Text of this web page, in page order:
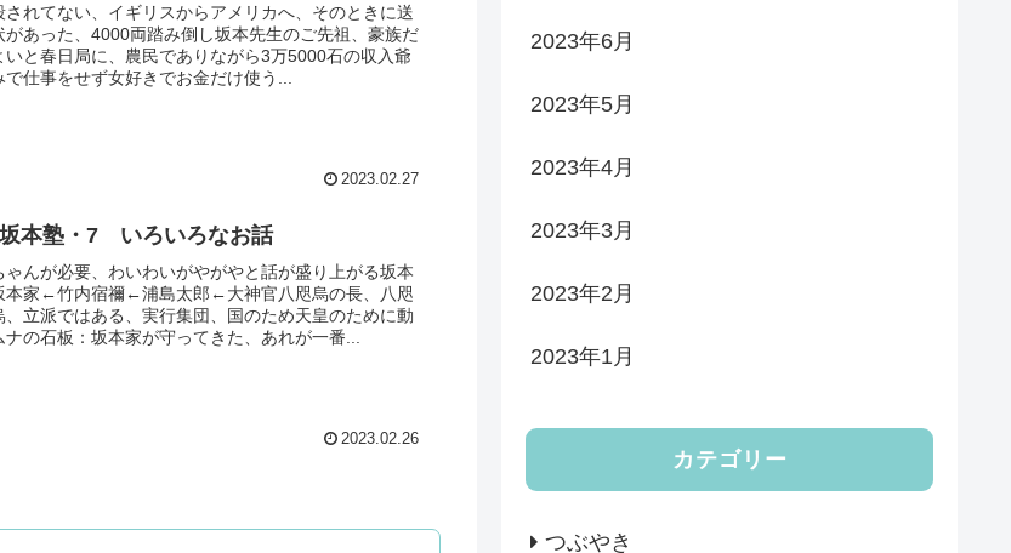
されてない、イギリスからアメリカへ、そのときに送
があった、4000両踏み倒し坂本先生のご先祖、豪族だ
いと春日局に、農民でありながら3万5000石の収入爺
仕事をせず女好きでお金だけ使う...
2023.02.27
本塾・7 いろいろなお話
ゃんが必要、わいわいがやがやと話が盛り上がる坂本
本家←竹内宿禰←浦島太郎←大神官八咫烏の長、八咫
、立派ではある、実行集団、国のため天皇のために動
ナの石板：坂本家が守ってきた、あれが一番...
2023.02.26
2023年6月
2023年5月
2023年4月
2023年3月
2023年2月
2023年1月
カテゴリー
つぶやき